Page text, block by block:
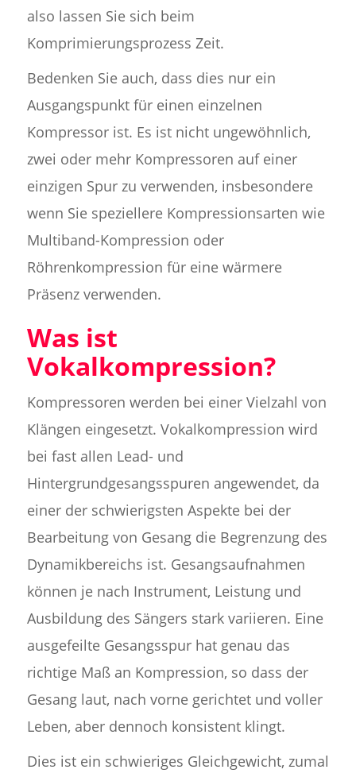
also lassen Sie sich beim
Komprimierungsprozess Zeit.
Bedenken Sie auch, dass dies nur ein
Ausgangspunkt für einen einzelnen
Kompressor ist. Es ist nicht ungewöhnlich,
zwei oder mehr Kompressoren auf einer
einzigen Spur zu verwenden, insbesondere
wenn Sie speziellere Kompressionsarten wie
Multiband-Kompression oder
Röhrenkompression für eine wärmere
Präsenz verwenden.
Was ist
Vokalkompression?
Kompressoren werden bei einer Vielzahl von
Klängen eingesetzt. Vokalkompression wird
bei fast allen Lead- und
Hintergrundgesangsspuren angewendet, da
einer der schwierigsten Aspekte bei der
Bearbeitung von Gesang die Begrenzung des
Dynamikbereichs ist. Gesangsaufnahmen
können je nach Instrument, Leistung und
Ausbildung des Sängers stark variieren. Eine
ausgefeilte Gesangsspur hat genau das
richtige Maß an Kompression, so dass der
Gesang laut, nach vorne gerichtet und voller
Leben, aber dennoch konsistent klingt.
Dies ist ein schwieriges Gleichgewicht, zumal